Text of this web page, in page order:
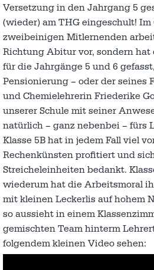
Versetzung in den Jahrgang 5
(wieder) am THG eingeschult!
zweibeinigen Mitlernenden
Richtung Abitur vor, sondern hat
für die Jahrgänge 5 und 6
Pensionierung – oder der seines
und Chemielehrerin Friederike
unserer Schule mit seiner
natürlich – ganz nebenbei – fürs
Klasse 5B hat in jedem Fall viel
Rechenkünsten profitiert und
Streicheleinheiten bedankt.
wiederum hat die Arbeitsmoral
mit kleinen Leckerlis auf hohem
so aussieht in einem
gemischten Team hinterm
folgendem kleinen Video sehen: